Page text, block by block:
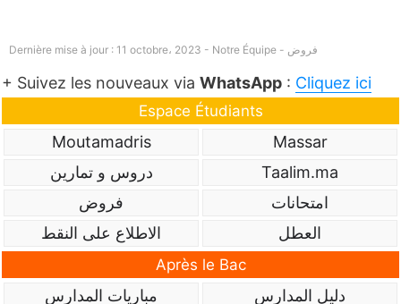
Dernière mise à jour : 11 octobre، 2023 - Notre Équipe - فروض
+ Suivez les nouveaux via WhatsApp : Cliquez ici
Espace Étudiants
Massar
Moutamadris
Taalim.ma
دروس و تمارين
امتحانات
فروض
العطل
الاطلاع على النقط
Après le Bac
دليل المدارس مباريات المدارس